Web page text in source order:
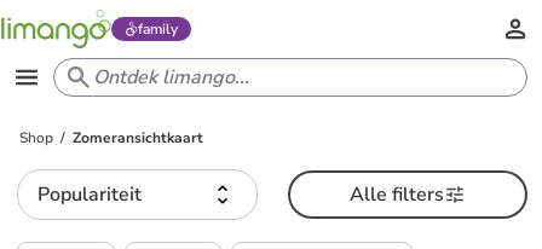
family
Shop Zomeransichtkaart
Populariteit Alle filters